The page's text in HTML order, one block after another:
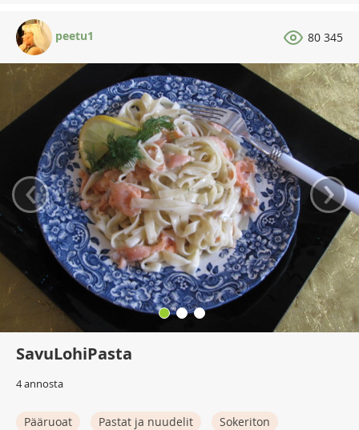
peetu1 80 345
‹ ›
SavuLohiPasta
4 annosta
Pääruoat Pastat ja nuudelit Sokeriton